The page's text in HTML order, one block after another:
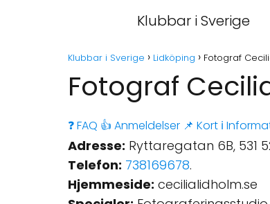
Klubbar i Sverige
Klubbar i Sverige Lidköping Fotograf
Fotograf
❓ FAQ 👍 Anmeldelser 📌 Kort ℹ️
Adresse: Ryttaregatan 6B, 531
Telefon: 738169678.
Hjemmeside: cecilialidholm.se